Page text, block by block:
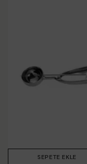
SEPETE EKLE